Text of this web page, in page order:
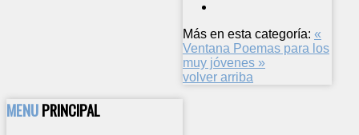
Más en esta categoría: «
Ventana Poemas para los
muy jóvenes »
volver arriba
MENUPRINCIPAL